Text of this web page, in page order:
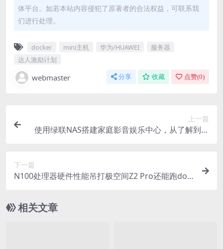
体平台。如若本站内容侵犯了原著者的合法权益，可联系我
们进行处理。
docker mini主机 华为/HUAWEI
服务器
达人激励计划
webmaster 分享 收藏 点赞(0)
上一篇
使用绿联NAS搭建家庭影音娱乐中心，从了解到入
下一篇
N100处理器硬件性能吊打极空间Z2 Pro还能跑doc
相关文章